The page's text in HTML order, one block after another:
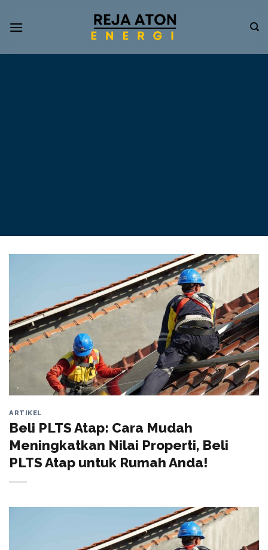
Informasi
ARTIKEL
Beli PLTS Atap: Cara Mudah
Meningkatkan Nilai Properti, Beli
PLTS Atap untuk Rumah Anda!